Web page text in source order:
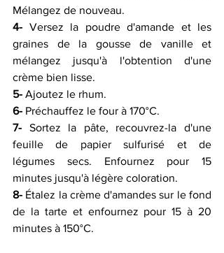
Mélangez de nouveau.
4- Versez la poudre d'amande et les
graines de la gousse de vanille et
mélangez jusqu'à l'obtention d'une
crème bien lisse.
5- Ajoutez le rhum.
6- Préchauffez le four à 170°C.
7- Sortez la pâte, recouvrez-la d'une
feuille de papier sulfurisé et de
légumes secs. Enfournez pour 15
minutes jusqu'à légère coloration.
8- Étalez la crème d'amandes sur le fond
de la tarte et enfournez pour 15 à 20
minutes à 150°C.